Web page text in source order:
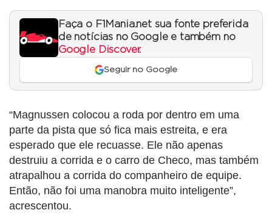
Faça o F1Mania.net sua fonte preferida
de notícias no Google e também no
Google Discover.
Seguir no Google
“Magnussen colocou a roda por dentro em uma
parte da pista que só fica mais estreita, e era
esperado que ele recuasse. Ele não apenas
destruiu a corrida e o carro de Checo, mas também
atrapalhou a corrida do companheiro de equipe.
Então, não foi uma manobra muito inteligente”,
acrescentou.